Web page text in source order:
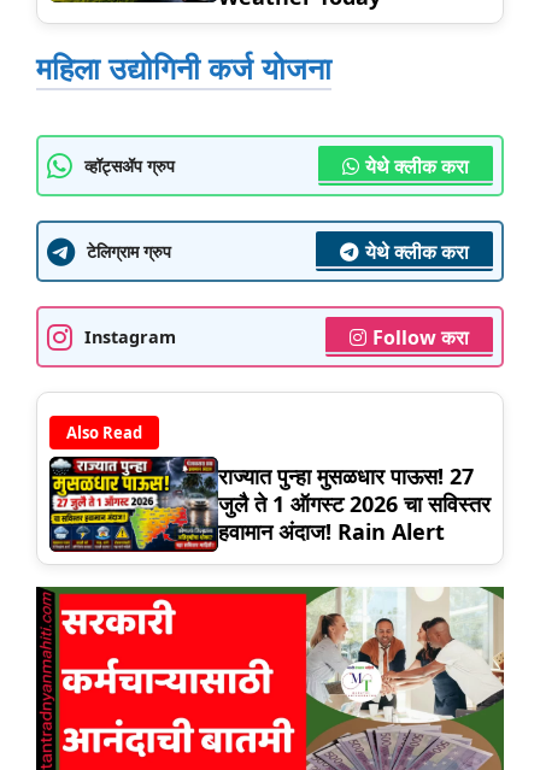
महिला उद्योगिनी कर्ज योजना
व्हॉट्सॲप ग्रुप येथे क्लीक करा
टेलिग्राम ग्रुप येथे क्लीक करा
Instagram Follow करा
Also Read
राज्यात पुन्हा मुसळधार पाऊस! 27
जुलै ते 1 ऑगस्ट 2026 चा सविस्तर
हवामान अंदाज! Rain Alert